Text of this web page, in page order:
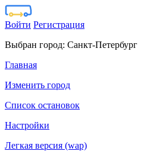
Войти Регистрация
Выбран город: Санкт-Петербург
Главная
Изменить город
Список остановок
Настройки
Легкая версия (wap)